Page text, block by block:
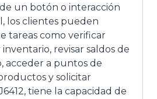
un botón o interacción
los clientes pueden
tareas como verificar
revisar saldos de
acceder a puntos de
y solicitar
tiene la capacidad de